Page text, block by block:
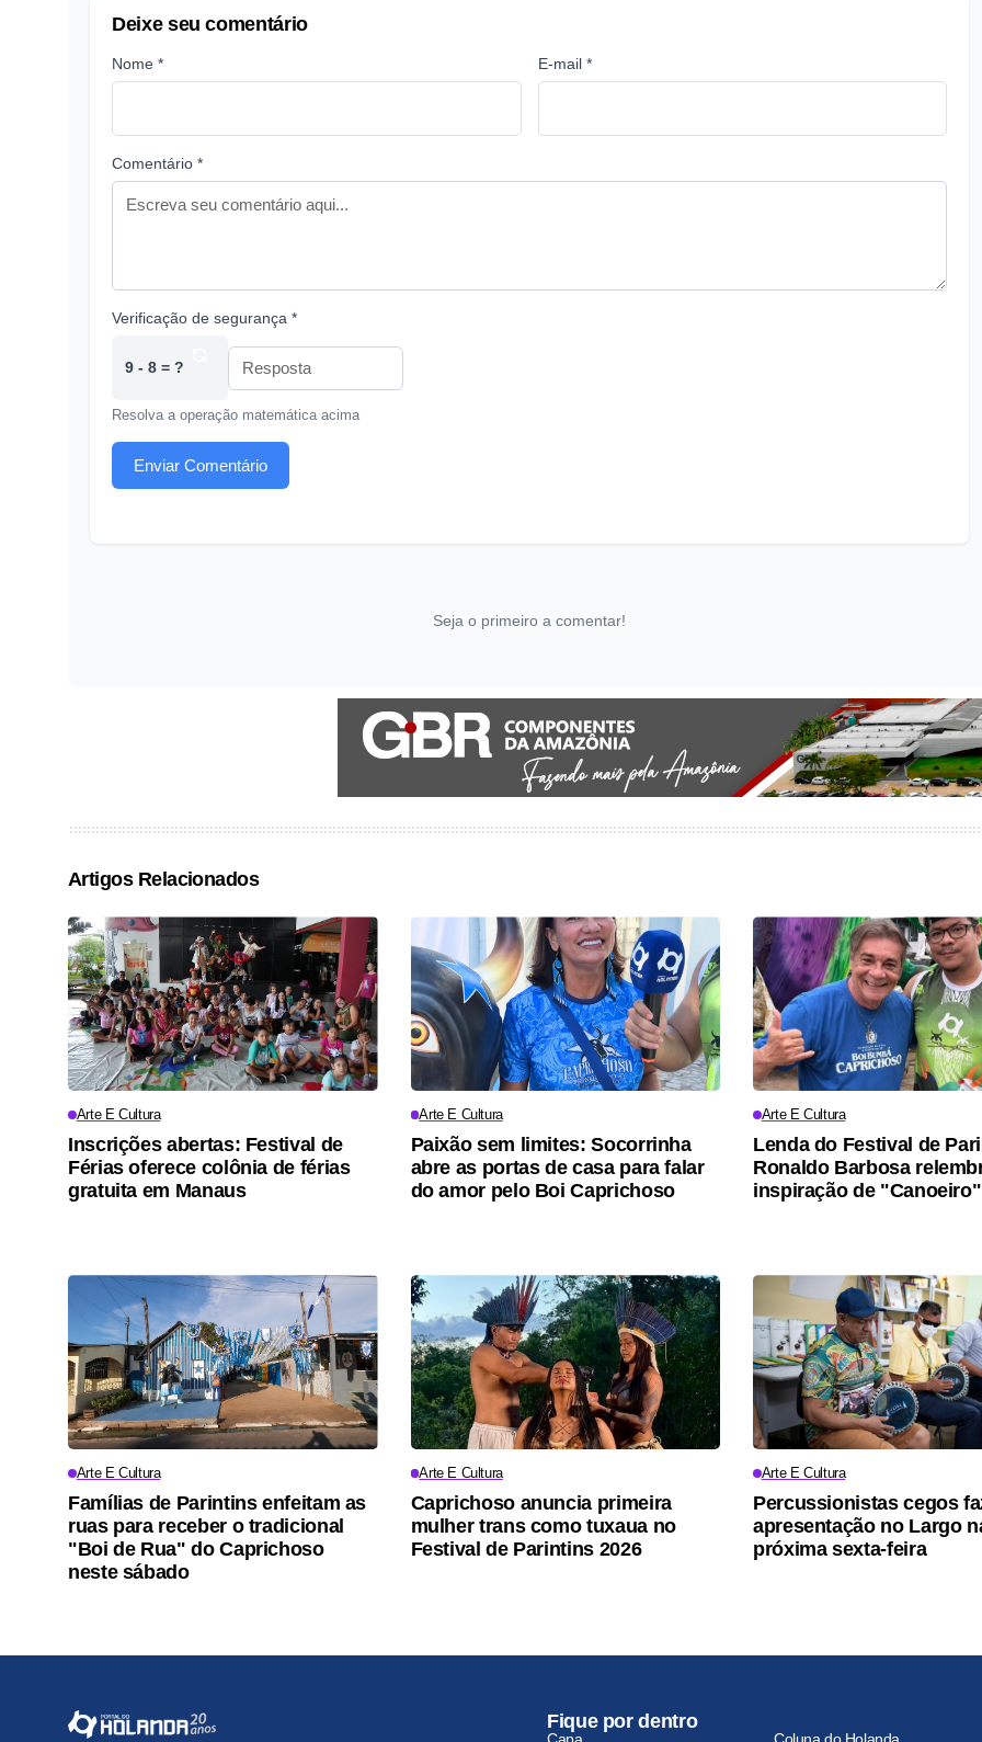
Deixe seu comentário
Nome * E-mail *
Comentário *
Verificação de segurança *
9 - 8 = ?
Resolva a operação matemática acima
Enviar Comentário
Seja o primeiro a comentar!
Artigos Relacionados
Arte E Cultura
Inscrições abertas: Festival de
Férias oferece colônia de férias
gratuita em Manaus
Arte E Cultura
Paixão sem limites: Socorrinha
abre as portas de casa para falar
do amor pelo Boi Caprichoso
Arte E Cultura
Lenda do Festival de
Ronaldo Barbosa
inspiração de "Canoeiro"
Arte E Cultura
Famílias de Parintins enfeitam as
ruas para receber o tradicional
"Boi de Rua" do Caprichoso
neste sábado
Arte E Cultura
Caprichoso anuncia primeira
mulher trans como tuxaua no
Festival de Parintins 2026
Arte E Cultura
Percussionistas cegos
apresentação no Largo
próxima sexta-feira
Fique por dentro